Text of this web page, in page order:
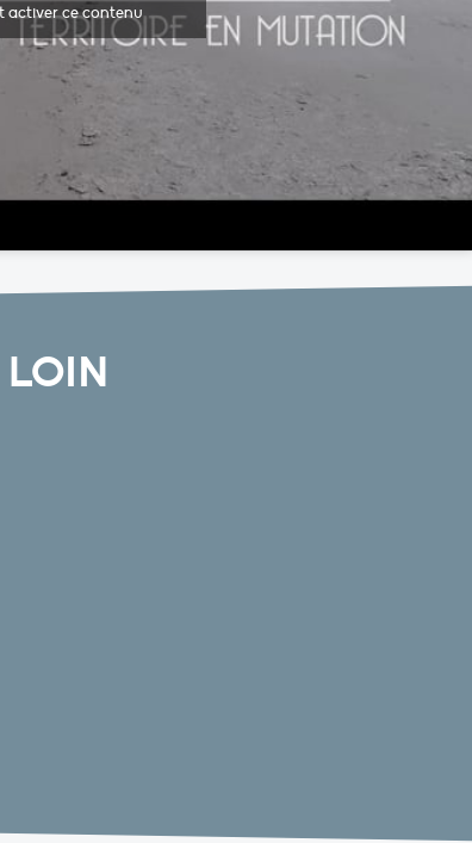
activer ce contenu
LOIN